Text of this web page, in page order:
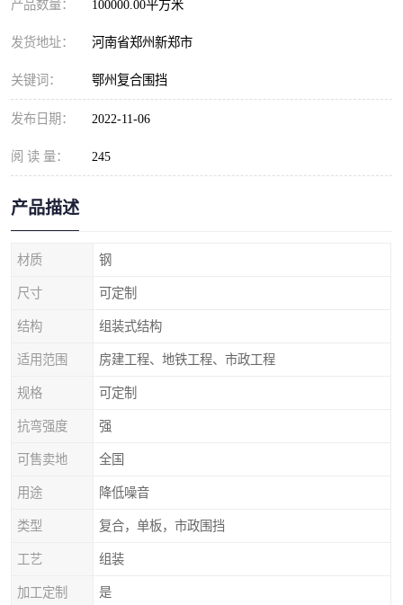
产品数量： 100000.00平方米
发货地址： 河南省郑州新郑市
关键词： 鄂州复合围挡
发布日期： 2022-11-06
阅 读 量： 245
产品描述
材质 钢
尺寸 可定制
结构 组装式结构
适用范围 房建工程、地铁工程、市政工程
规格 可定制
抗弯强度 强
可售卖地 全国
用途 降低噪音
类型 复合，单板，市政围挡
工艺 组装
加工定制 是